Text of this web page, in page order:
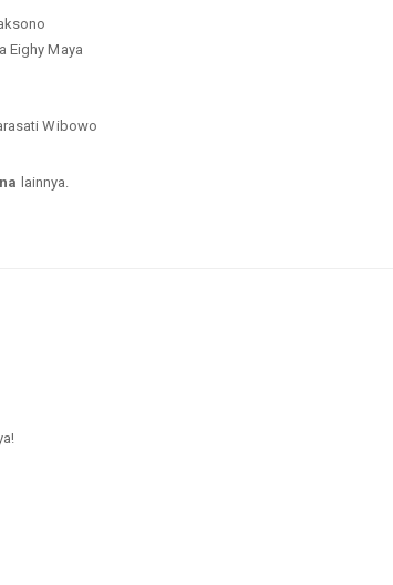
Eighy Maya
Wibowo
lainnya.